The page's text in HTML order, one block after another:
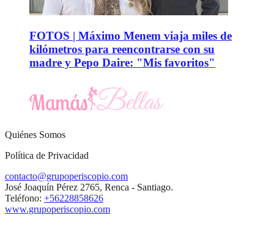
FOTOS | Máximo Menem viaja miles de
kilómetros para reencontrarse con su
madre y Pepo Daire: "Mis favoritos"
Quiénes Somos
Política de Privacidad
contacto@grupoperiscopio.com
José Joaquín Pérez 2765, Renca - Santiago.
Teléfono: +56228858626
www.grupoperiscopio.com